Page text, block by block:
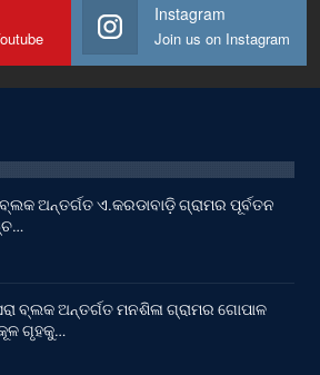
Instagram
Join us on Instagram
ଅନ୍ତର୍ଗତ ଏ.କରଡାବାଡ଼ି ଗ୍ରାମର ପୂର୍ବତନ
ବ୍ଲକ ଅନ୍ତର୍ଗତ ମନଶିଳା ଗ୍ରାମର ଗୋପାଳ
ଗୃହକୁ…